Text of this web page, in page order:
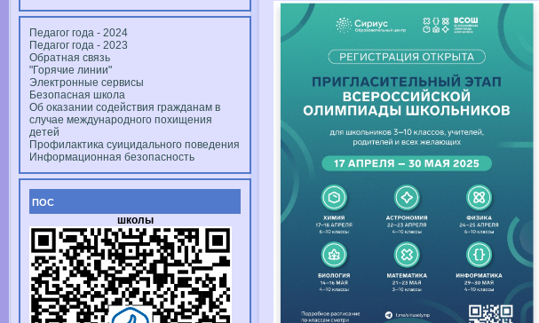
Педагог года - 2024
Педагог года - 2023
Обратная связь
"Горячие линии"
Электронные сервисы
Безопасная школа
Об оказании содействия гражданам в
случае международного похищения
детей
Профилактика суицидального поведения
Информационная безопасность
ПОС
школы